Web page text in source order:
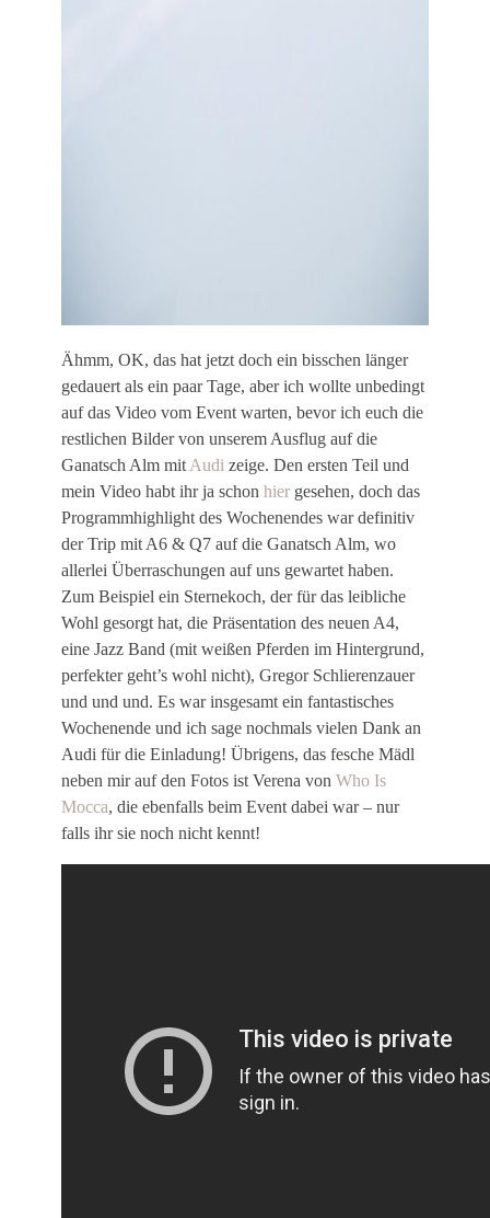
Ähmm, OK, das hat jetzt doch ein bisschen länger
gedauert als ein paar Tage, aber ich wollte unbedingt
auf das Video vom Event warten, bevor ich euch die
restlichen Bilder von unserem Ausflug auf die
Ganatsch Alm mit Audi zeige. Den ersten Teil und
mein Video habt ihr ja schon hier gesehen, doch das
Programmhighlight des Wochenendes war definitiv
der Trip mit A6 & Q7 auf die Ganatsch Alm, wo
allerlei Überraschungen auf uns gewartet haben.
Zum Beispiel ein Sternekoch, der für das leibliche
Wohl gesorgt hat, die Präsentation des neuen A4,
eine Jazz Band (mit weißen Pferden im Hintergrund,
perfekter geht’s wohl nicht), Gregor Schlierenzauer
und und und. Es war insgesamt ein fantastisches
Wochenende und ich sage nochmals vielen Dank an
Audi für die Einladung! Übrigens, das fesche Mädl
neben mir auf den Fotos ist Verena von Who Is
Mocca, die ebenfalls beim Event dabei war – nur
falls ihr sie noch nicht kennt!